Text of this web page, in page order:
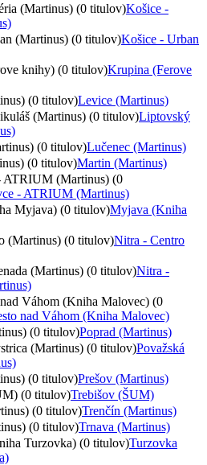
(Martinus) (0 titulov)Košice -
(Martinus) (0 titulov)Košice - Urban
knihy) (0 titulov)Krupina (Ferove
(0 titulov)Levice (Martinus)
(Martinus) (0 titulov)Liptovský
(0 titulov)Lučenec (Martinus)
(0 titulov)Martin (Martinus)
ATRIUM (Martinus) (0
- ATRIUM (Martinus)
Myjava) (0 titulov)Myjava (Kniha
(Martinus) (0 titulov)Nitra - Centro
(Martinus) (0 titulov)Nitra -
Váhom (Kniha Malovec) (0
nad Váhom (Kniha Malovec)
(0 titulov)Poprad (Martinus)
(Martinus) (0 titulov)Považská
(0 titulov)Prešov (Martinus)
(0 titulov)Trebišov (ŠUM)
(0 titulov)Trenčín (Martinus)
(0 titulov)Trnava (Martinus)
Turzovka) (0 titulov)Turzovka